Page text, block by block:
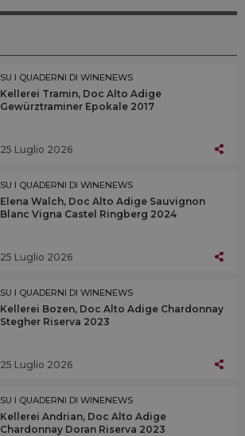
SU I QUADERNI DI WINENEWS
Kellerei Tramin, Doc Alto Adige
Gewürztraminer Epokale 2017
25 Luglio 2026
SU I QUADERNI DI WINENEWS
Elena Walch, Doc Alto Adige Sauvignon
Blanc Vigna Castel Ringberg 2024
25 Luglio 2026
SU I QUADERNI DI WINENEWS
Kellerei Bozen, Doc Alto Adige Chardonnay
Stegher Riserva 2023
25 Luglio 2026
SU I QUADERNI DI WINENEWS
Kellerei Andrian, Doc Alto Adige
Chardonnay Doran Riserva 2023